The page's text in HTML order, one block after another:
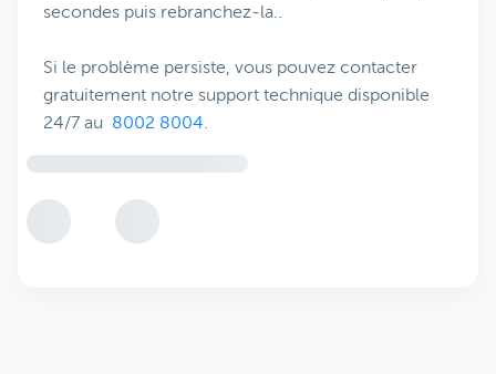
secondes puis rebranchez-la..
Si le problème persiste, vous pouvez contacter
gratuitement notre support technique disponible
24/7 au 8002 8004.